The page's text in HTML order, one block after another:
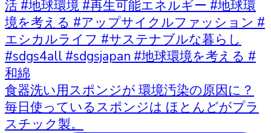
食器洗い用スポンジが 環境汚染の原因に？
毎日使っているスポンジは ほとんどがプラ
スチック製。